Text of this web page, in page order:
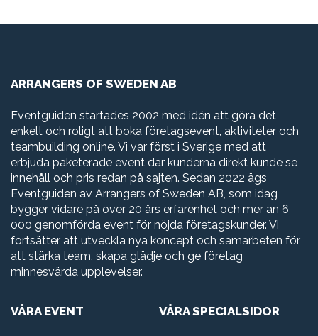
ARRANGERS OF SWEDEN AB
Eventguiden startades 2002 med idén att göra det
enkelt och roligt att boka företagsevent, aktiviteter och
teambuilding online. Vi var först i Sverige med att
erbjuda paketerade event där kunderna direkt kunde se
innehåll och pris redan på sajten. Sedan 2022 ägs
Eventguiden av Arrangers of Sweden AB, som idag
bygger vidare på över 20 års erfarenhet och mer än 6
000 genomförda event för nöjda företagskunder. Vi
fortsätter att utveckla nya koncept och samarbeten för
att stärka team, skapa glädje och ge företag
minnesvärda upplevelser.
VÅRA EVENT VÅRA SPECIALSIDOR